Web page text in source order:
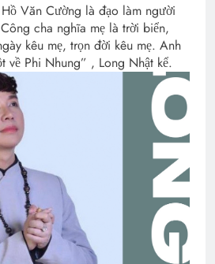
Văn Cường là đạo làm người
cha nghĩa mẹ là trời biển,
kêu mẹ, trọn đời kêu mẹ. Anh
về Phi Nhung” , Long Nhật kể.